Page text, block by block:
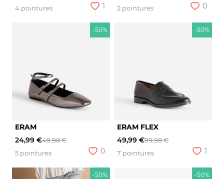
4 pointures
1
2 pointures
0
-50%
ERAM
24,99 €49,98 €
5 pointures
0
-50%
ERAM FLEX
49,99 €99,98 €
7 pointures
1
-50% -50%